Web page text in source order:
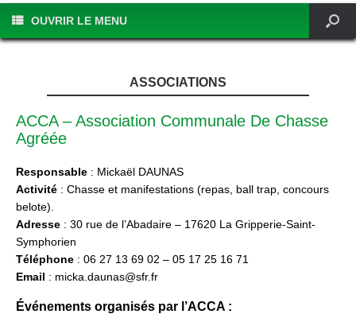
OUVRIR LE MENU
ASSOCIATIONS
ACCA – Association Communale De Chasse
Agréée
Responsable : Mickaël DAUNAS
Activité : Chasse et manifestations (repas, ball trap, concours
belote).
Adresse : 30 rue de l’Abadaire – 17620 La Gripperie-Saint-
Symphorien
Téléphone : 06 27 13 69 02 – 05 17 25 16 71
Email : micka.daunas@sfr.fr
Événements organisés par l’ACCA :